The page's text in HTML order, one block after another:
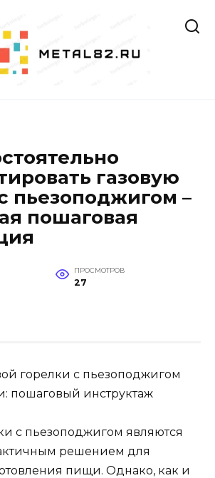
газовую
пьезоподжигом –
пошаговая
ПРОСМОТРОВ
27
с пьезоподжигом являются
решением для
пищи. Однако, как и